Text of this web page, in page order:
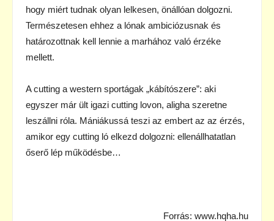
hogy miért tudnak olyan lelkesen, önállóan dolgozni.
Természetesen ehhez a lónak ambiciózusnak és
határozottnak kell lennie a marhához való érzéke
mellett.
A cutting a western sportágak „kábítószere”: aki
egyszer már ült igazi cutting lovon, aligha szeretne
leszállni róla. Mániákussá teszi az embert az az érzés,
amikor egy cutting ló elkezd dolgozni: ellenállhatatlan
őserő lép működésbe…
Forrás: www.hqha.hu